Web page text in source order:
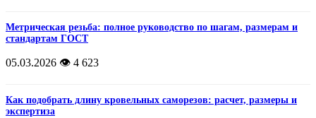
Метрическая резьба: полное руководство по шагам, размерам и
стандартам ГОСТ
05.03.2026 👁️ 4 623
Как подобрать длину кровельных саморезов: расчет, размеры и
экспертиза